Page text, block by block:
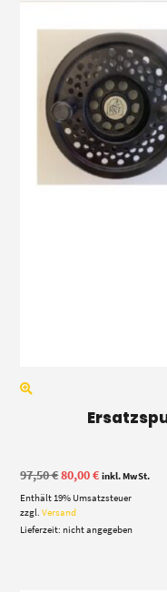
97,50€Ursprünglicher
Preis
war:
97,50 €
80,00€Aktueller
ist:
inkl. MwSt.
Enthält 19% Umsatzsteuer
zzgl.Versand
Lieferzeit: nicht angegeben